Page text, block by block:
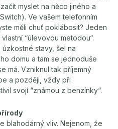
myslet na něco jiného a
Ve vašem telefonním
měli chuť poklábosit? Jeden
“úlevovou metodou“.
stavy, šel na
domu a tam se jednoduše
má. Vzniknul tak příjemný
a později, vždy při
svojí “známou z benzínky“.
blahodárný vliv. Nejenom, že